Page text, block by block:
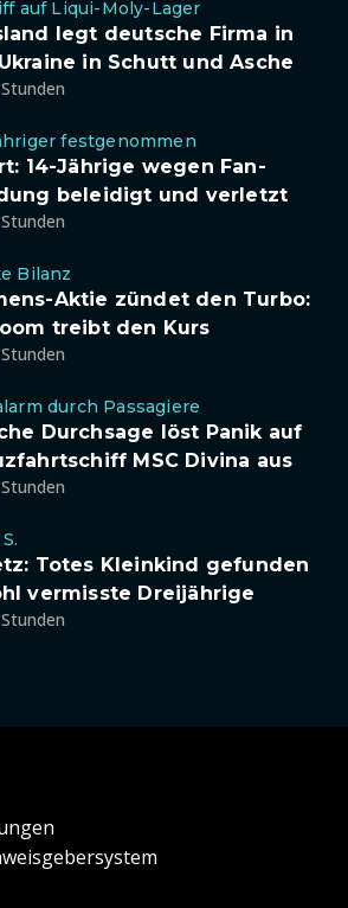
auf Liqui-Moly-Lager
legt deutsche Firma in
in Schutt und Asche
festgenommen
14-Jährige wegen Fan-
beleidigt und verletzt
Bilanz
Aktie zündet den Turbo:
treibt den Kurs
durch Passagiere
Durchsage löst Panik auf
MSC Divina aus
Totes Kleinkind gefunden
vermisste Dreijährige